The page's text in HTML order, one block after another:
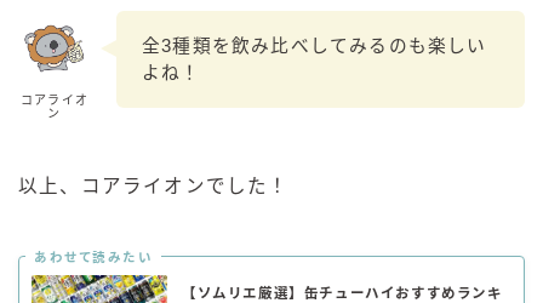
コアライオ
ン
全3種類を飲み比べしてみるのも楽しい
よね！
以上、コアライオンでした！
あわせて読みたい
【ソムリエ厳選】缶チューハイおすすめランキ